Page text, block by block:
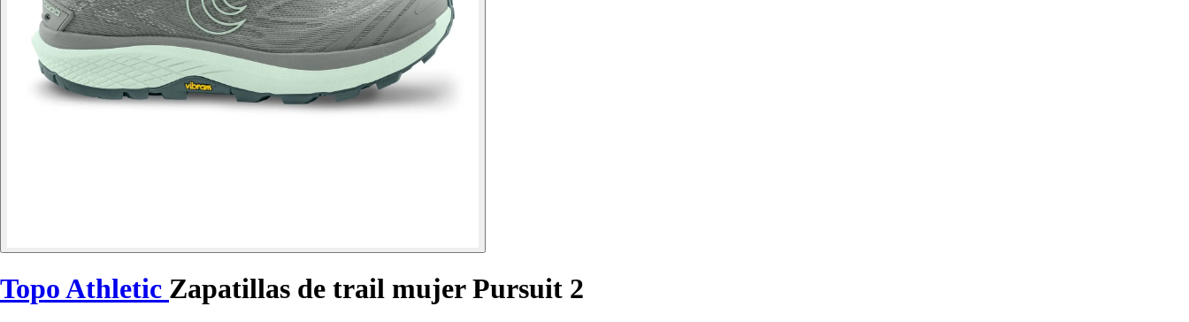
Topo Athletic Zapatillas de trail mujer Pursuit 2